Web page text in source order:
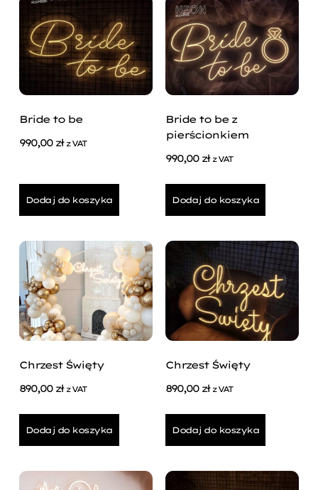
Bride to be
990,00 zł z VAT
Dodaj do koszyka
Bride to be z
pierścionkiem
990,00 zł z VAT
Dodaj do koszyka
Chrzest Święty
890,00 zł z VAT
Dodaj do koszyka
Chrzest Święty
890,00 zł z VAT
Dodaj do koszyka